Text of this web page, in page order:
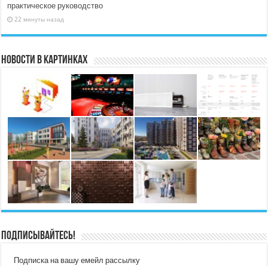
практическое руководство
22 минуты назад
Новости в картинках
Подписывайтесь!
Подписка на вашу емейл рассылку